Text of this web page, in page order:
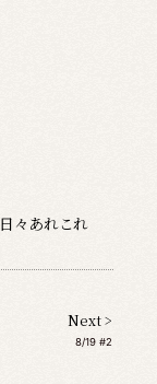
日々あれこれ
Next >
8/19 #2